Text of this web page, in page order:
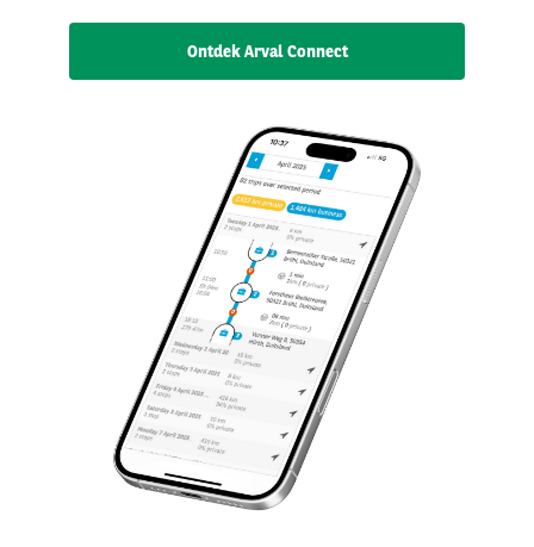
Ontdek Arval Connect